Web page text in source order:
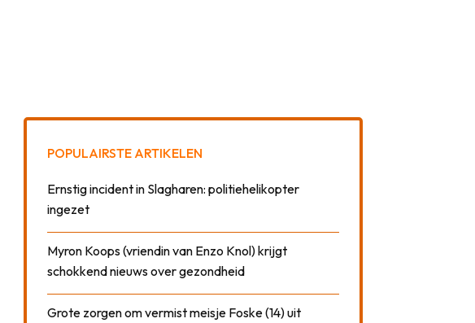
POPULAIRSTE ARTIKELEN
Ernstig incident in Slagharen: politiehelikopter
ingezet
Myron Koops (vriendin van Enzo Knol) krijgt
schokkend nieuws over gezondheid
Grote zorgen om vermist meisje Foske (14) uit